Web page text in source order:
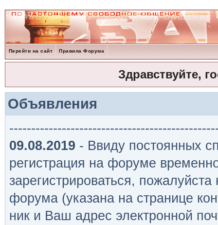
Перейти на сайт Правила Форума
Здравствуйте,
Объявления
09.08.2019 - Ввиду постоянных
регистрация на форуме
зарегистрироваться,
форума (указана на странице
ник и Ваш адрес электронной